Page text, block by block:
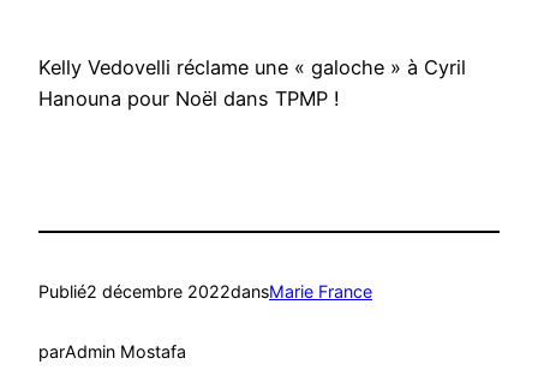
Kelly Vedovelli réclame une « galoche » à Cyril
Hanouna pour Noël dans TPMP !
Publié2 décembre 2022dansMarie France
parAdmin Mostafa